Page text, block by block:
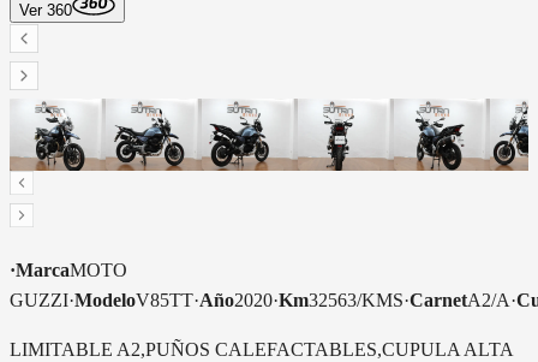
Ver 360
·MarcaMOTO
GUZZI·ModeloV85TT·Año2020·Km32563/KMS·CarnetA2/A·
LIMITABLE A2,PUÑOS CALEFACTABLES,CUPULA ALTA